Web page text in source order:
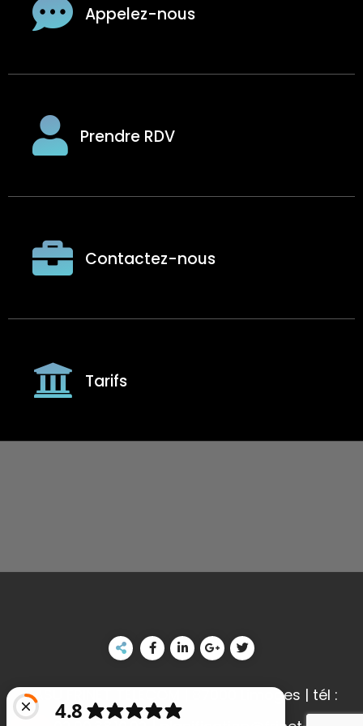
Appelez-nous
Prendre RDV
Contactez-nous
Tarifs
SASU FRINET TELECOM | 87000 Limoges | tél :